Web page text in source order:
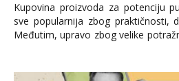
Kupovina proizvoda za potenciju
sve popularnija zbog praktičnosti,
Međutim, upravo zbog velike
i brojni krivotvoreni proizvodi,